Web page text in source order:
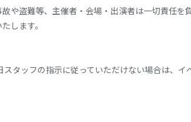
盗難等、主催者・会場・出演者は一切責任を
します。
タッフの指示に従っていただけない場合は、